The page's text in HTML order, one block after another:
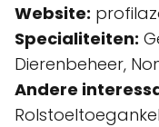
Website:
Specialiteiten:
Dierenbeheer,
Andere